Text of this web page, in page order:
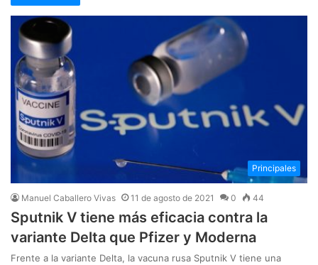
Principales
Manuel Caballero Vivas 11 de agosto de 2021 0 44
Sputnik V tiene más eficacia contra la
variante Delta que Pfizer y Moderna
Frente a la variante Delta, la vacuna rusa Sputnik V tiene una